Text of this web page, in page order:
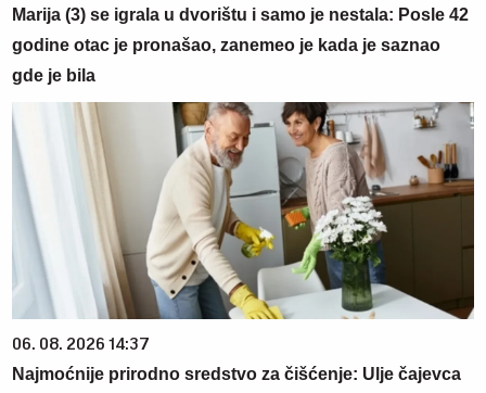
Marija (3) se igrala u dvorištu i samo je nestala: Posle 42
godine otac je pronašao, zanemeo je kada je saznao
gde je bila
06. 08. 2026 14:37
Najmoćnije prirodno sredstvo za čišćenje: Ulje čajevca